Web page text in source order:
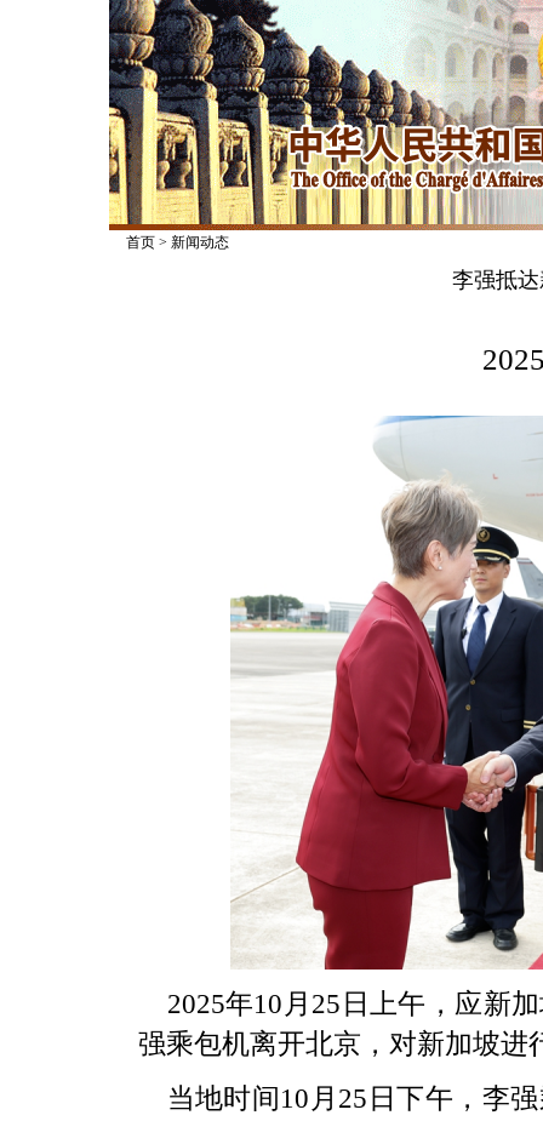
首页> 新闻动态
李强抵
2025年10月25日上午，应新
强乘包机离开北京，对新加坡进
当地时间10月25日下午，李